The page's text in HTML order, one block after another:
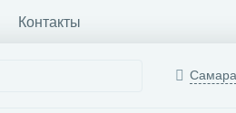
Контакты
Самара